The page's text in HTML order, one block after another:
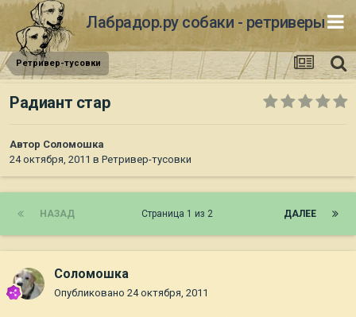
Лабрадор.ру собаки - ретриверы
Ретривер-тусовки
Радиант стар
Автор Соломошка
24 октября, 2011 в Ретривер-тусовки
НАЗАД ДАЛЕЕ
Страница 1 из 2
Соломошка
Опубликовано 24 октября, 2011